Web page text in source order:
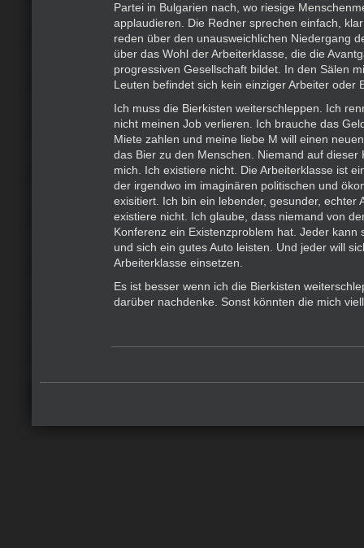
Partei in Bulgarien nach, wo riesige
applaudieren. Die Redner sprechen einfach,
reden über den unausweichlichen Niedergang
über das Wohl der Arbeiterklasse, die die
progressiven Gesellschaft bildet. In den Sälen
Leuten befindet sich kein einziger Arbeiter oder
Ich muss die Bierkisten weiterschleppen. Ich
nicht meinen Job verlieren. Ich brauche das
Miete zahlen und meine liebe M will einen
das Bier zu den Menschen. Niemand auf dieser
mich. Ich existiere nicht. Die Arbeiterklasse ist
der irgendwo im imaginären politischen und
exisitiert. Ich bin ein lebender, gesunder, echter
existiere nicht. Ich glaube, dass niemand von
Konferenz ein Existenzproblem hat. Jeder kann
und sich ein gutes Auto leisten. Und jeder will
Arbeiterklasse einsetzen.
Es ist besser wenn ich die Bierkisten
darüber nachdenke. Sonst könnten die mich